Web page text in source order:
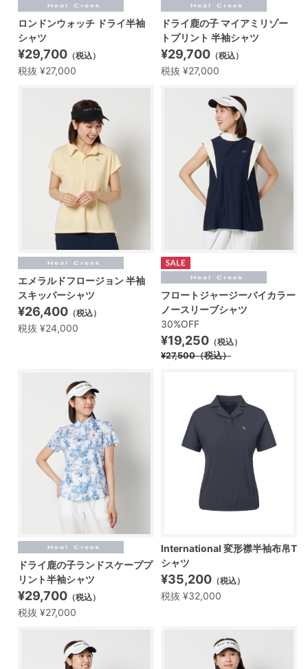
ロンドンウォッチ ドライ半袖
シャツ
¥29,700 （税込）
税抜 ¥27,000
ドライ鹿の子 マイアミリゾー
トプリント 半袖シャツ
¥29,700 （税込）
税抜 ¥27,000
エメラルドフロージョン 半袖
スキッパーシャツ
¥26,400 （税込）
税抜 ¥24,000
フロートジャージーバイカラー
ノースリーブシャツ
30%OFF
¥19,250 （税込）
¥27,500（税込）
ドライ鹿の子ランドスケーププ
リント半袖シャツ
¥29,700 （税込）
税抜 ¥27,000
International 変形襟半袖布帛T
シャツ
¥35,200 （税込）
税抜 ¥32,000